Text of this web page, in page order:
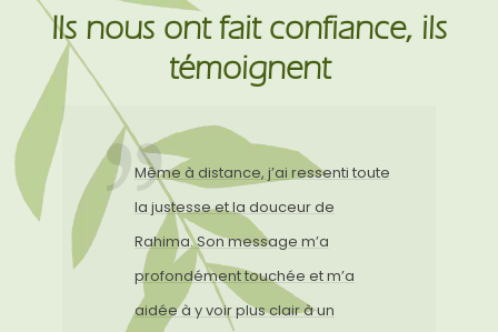
Ils nous ont fait confiance, ils
témoignent
Même à distance, j’ai ressenti toute
la justesse et la douceur de
Rahima. Son message m’a
profondément touchée et m’a
aidée à y voir plus clair à un